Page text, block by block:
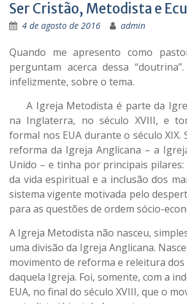
Ser Cristão, Metodista e
4 de agosto de 2016 admin
Quando me apresento como
perguntam acerca dessa
infelizmente, sobre o tema.
A Igreja Metodista é parte da
na Inglaterra, no século XVIII, e
formal nos EUA durante o século XIX.
reforma da Igreja Anglicana – a
Unido – e tinha por principais
da vida espiritual e a inclusão dos
sistema vigente motivada pelo
para as questões de ordem sócio-
A Igreja Metodista não nasceu,
uma divisão da Igreja Anglicana.
movimento de reforma e releitura
daquela Igreja. Foi, somente, com a
EUA, no final do século XVIII, que o